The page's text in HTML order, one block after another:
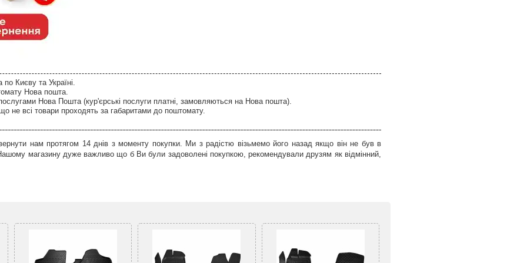
Києву та Україні.
Нова пошта.
Нова Пошта (кур'єрські послуги платні, замовляються на Нова пошта).
не всі товари проходять за габаритами до поштомату.
нам протягом 14 днів з моменту покупки. Ми з радістю візьмемо його назад якщо він не був в
магазину дуже важливо що б Ви були задоволені покупкою, рекомендували друзям як відмінний,